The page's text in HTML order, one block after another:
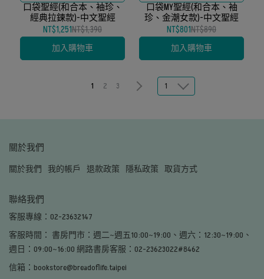
護、和合本經文」
口袋聖經(和合本、袖珍、
經典拉鍊款)-中文聖經
NT$1,251NT$1,390
加入購物車
色、和合本經文」
口袋MY聖經(和合本、袖
珍、金潮女款)-中文聖經
NT$801NT$890
加入購物車
1 2 3 1
關於我們
關於我們 我的帳戶 退款政策 隱私政策 取貨方式
聯絡我們
客服專線：02-23632147
客服時間： 書房門市：週二~週五10:00~19:00、週六：12:30~19:00、
週日：09:00~16:00 網路書房客服：02-23623022#8462
信箱：bookstore@breadoflife.taipei